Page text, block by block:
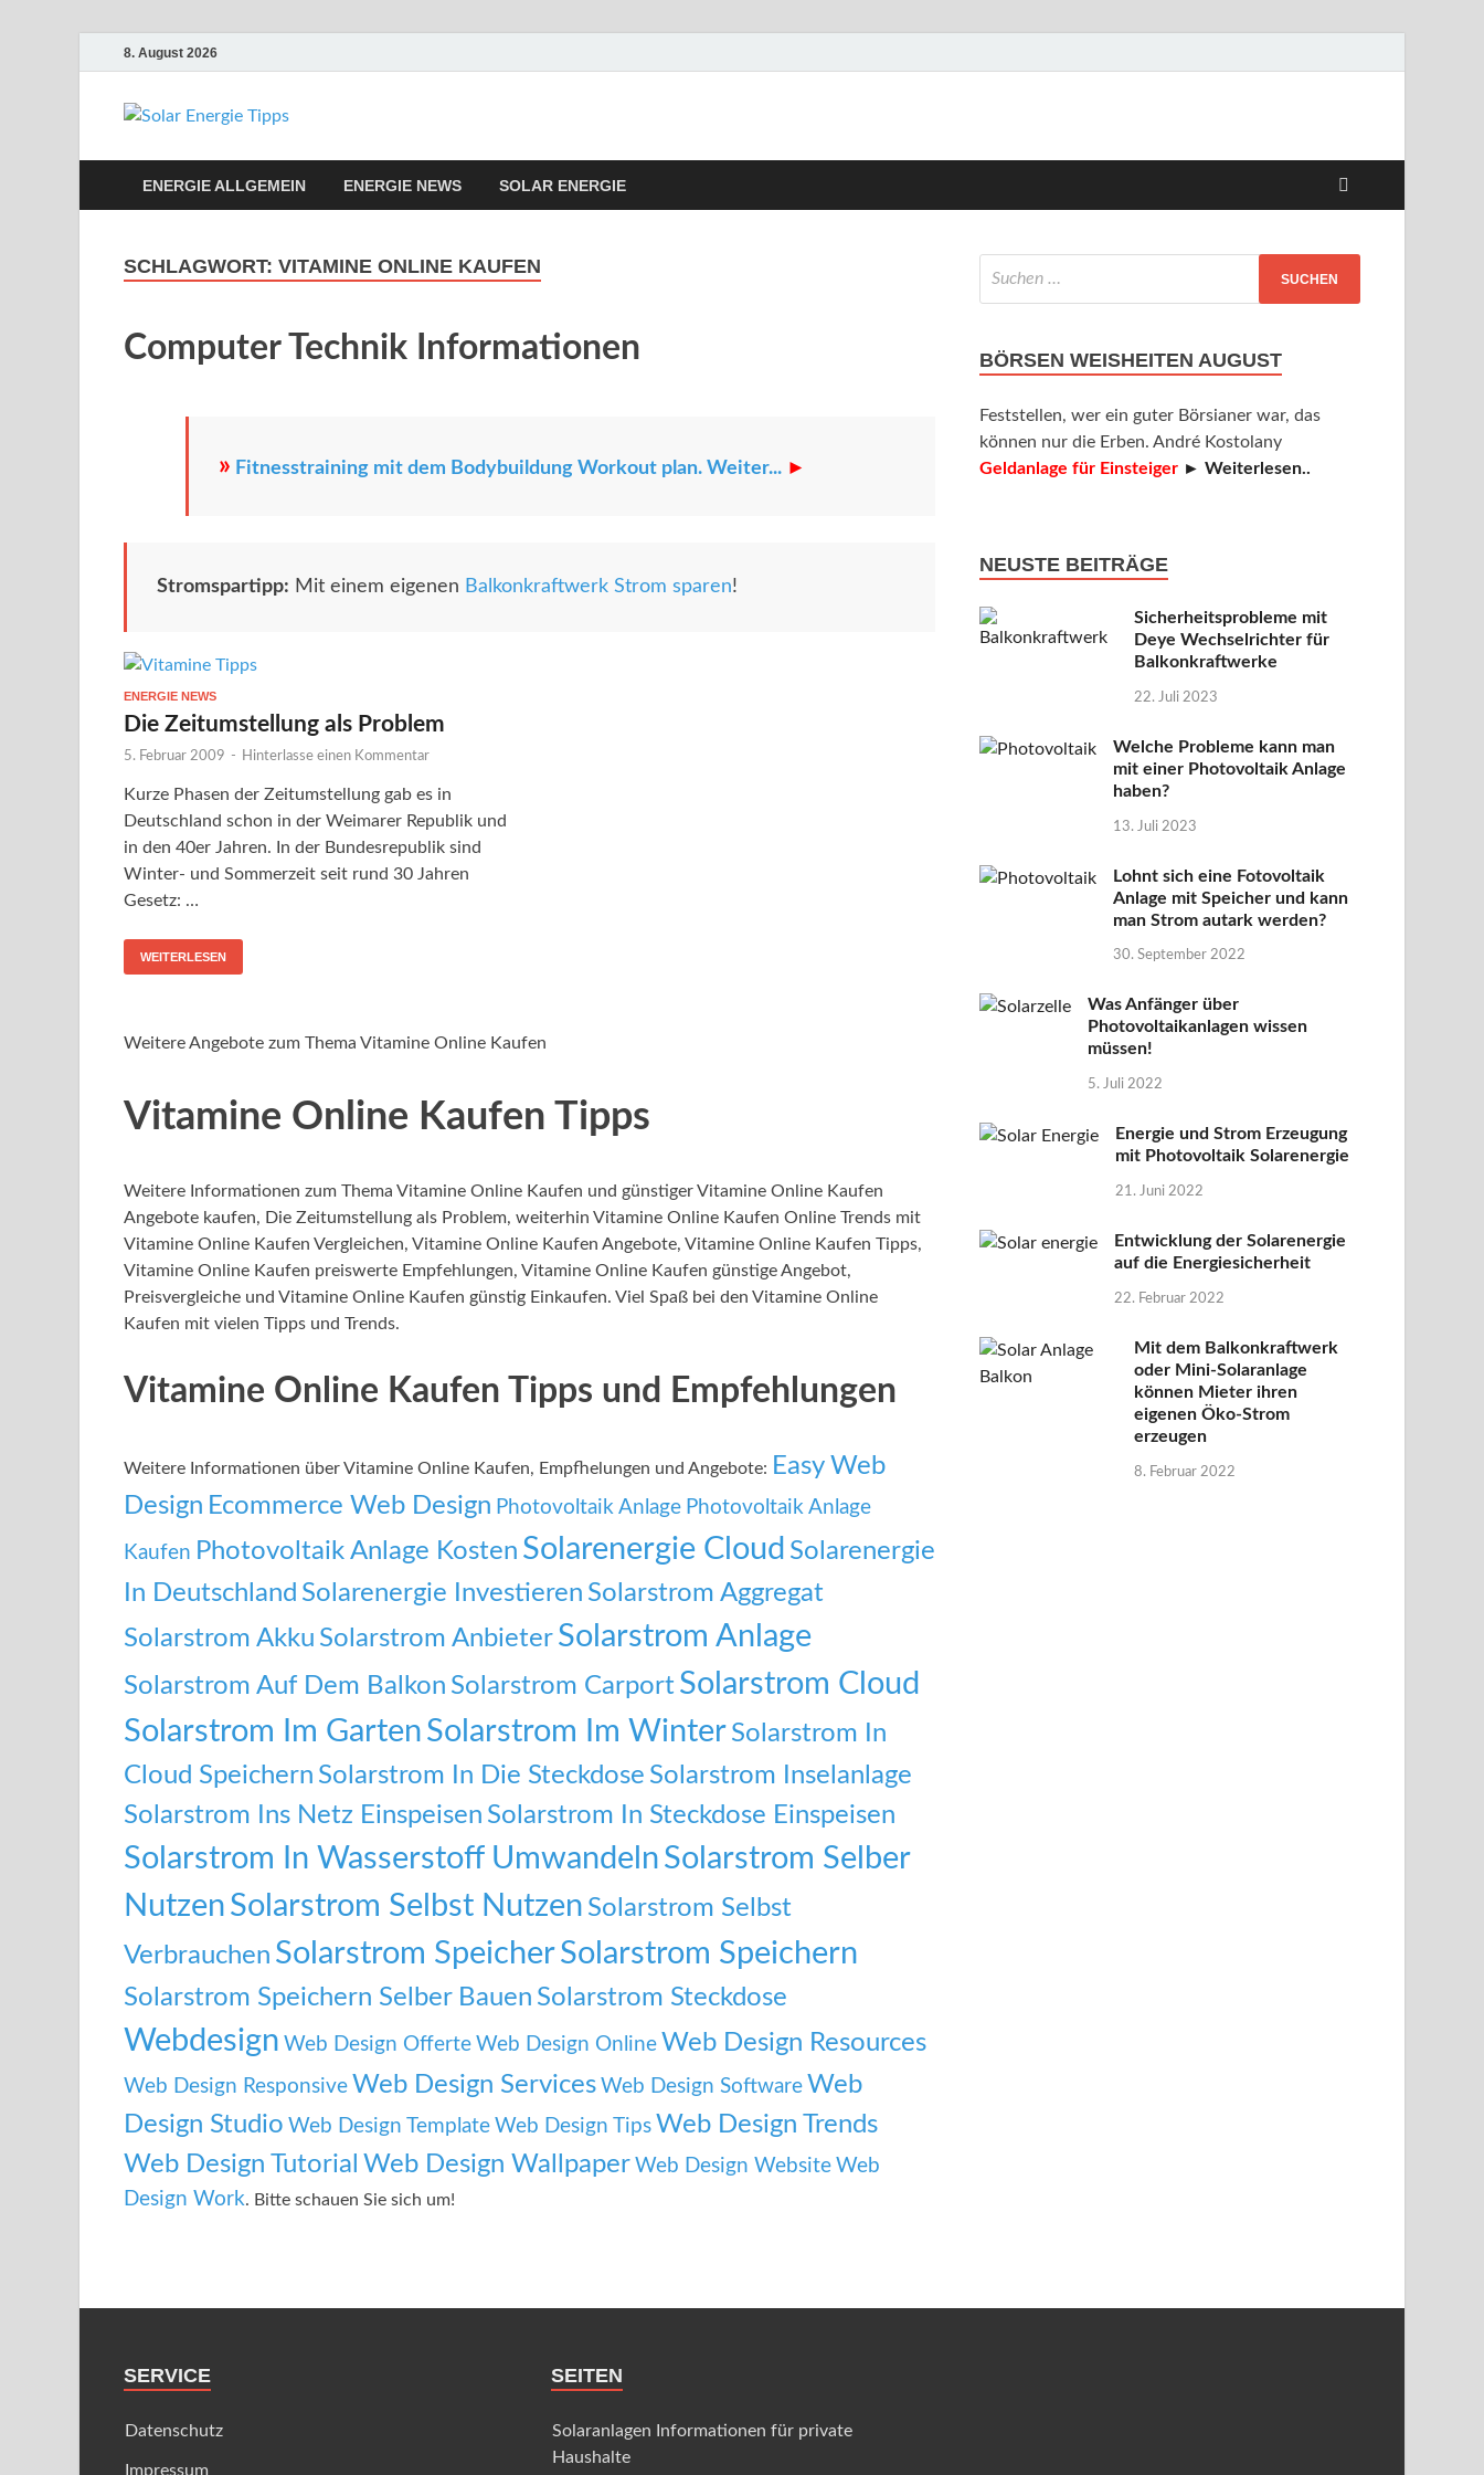
8. August 2026
Solar Energie Tipps
ENERGIE ALLGEMEIN ENERGIE NEWS SOLAR ENERGIE
SCHLAGWORT: VITAMINE ONLINE KAUFEN
Computer Technik Informationen
» Fitnesstraining mit dem Bodybuildung Workout plan. Weiter... ►
Stromspartipp: Mit einem eigenen Balkonkraftwerk Strom sparen!
ENERGIE NEWS
Die Zeitumstellung als Problem
5. Februar 2009 - Hinterlasse einen Kommentar
Kurze Phasen der Zeitumstellung gab es in
Deutschland schon in der Weimarer Republik und
in den 40er Jahren. In der Bundesrepublik sind
Winter- und Sommerzeit seit rund 30 Jahren
Gesetz: …
WEITERLESEN
Weitere Angebote zum Thema Vitamine Online Kaufen
Vitamine Online Kaufen Tipps
Weitere Informationen zum Thema Vitamine Online Kaufen und günstiger Vitamine Online Kaufen
Angebote kaufen, Die Zeitumstellung als Problem, weiterhin Vitamine Online Kaufen Online Trends mit
Vitamine Online Kaufen Vergleichen, Vitamine Online Kaufen Angebote, Vitamine Online Kaufen Tipps,
Vitamine Online Kaufen preiswerte Empfehlungen, Vitamine Online Kaufen günstige Angebot,
Preisvergleiche und Vitamine Online Kaufen günstig Einkaufen. Viel Spaß bei den Vitamine Online
Kaufen mit vielen Tipps und Trends.
Vitamine Online Kaufen Tipps und Empfehlungen
Weitere Informationen über Vitamine Online Kaufen, Empfhelungen und Angebote: Easy Web
Design Ecommerce Web Design Photovoltaik Anlage Photovoltaik Anlage
Kaufen Photovoltaik Anlage Kosten Solarenergie Cloud Solarenergie
In Deutschland Solarenergie Investieren Solarstrom Aggregat
Solarstrom Akku Solarstrom Anbieter Solarstrom Anlage
Solarstrom Auf Dem Balkon Solarstrom Carport Solarstrom Cloud
Solarstrom Im Garten Solarstrom Im Winter Solarstrom In
Cloud Speichern Solarstrom In Die Steckdose Solarstrom Inselanlage
Solarstrom Ins Netz Einspeisen Solarstrom In Steckdose Einspeisen
Solarstrom In Wasserstoff Umwandeln Solarstrom Selber
Nutzen Solarstrom Selbst Nutzen Solarstrom Selbst
Verbrauchen Solarstrom SpeicherSolarstrom Speichern
Solarstrom Speichern Selber Bauen Solarstrom Steckdose
Webdesign Web Design Offerte Web Design Online Web Design Resources
Web Design Responsive Web Design Services Web Design Software Web
Design Studio Web Design Template Web Design Tips Web Design Trends
Web Design Tutorial Web Design Wallpaper Web Design Website Web
Design Work. Bitte schauen Sie sich um!
BÖRSEN WEISHEITEN AUGUST
Feststellen, wer ein guter Börsianer war, das
können nur die Erben. André Kostolany
Geldanlage für Einsteiger ► Weiterlesen..
NEUSTE BEITRÄGE
Sicherheitsprobleme mit
Deye Wechselrichter für
Balkonkraftwerke
22. Juli 2023
Welche Probleme kann man
mit einer Photovoltaik Anlage
haben?
13. Juli 2023
Lohnt sich eine Fotovoltaik
Anlage mit Speicher und kann
man Strom autark werden?
30. September 2022
Was Anfänger über
Photovoltaikanlagen wissen
müssen!
5. Juli 2022
Energie und Strom Erzeugung
mit Photovoltaik Solarenergie
21. Juni 2022
Entwicklung der Solarenergie
auf die Energiesicherheit
22. Februar 2022
Mit dem Balkonkraftwerk
oder Mini-Solaranlage
können Mieter ihren
eigenen Öko-Strom
erzeugen
8. Februar 2022
SERVICE
Datenschutz
Impressum
SEITEN
Solaranlagen Informationen für private
Haushalte